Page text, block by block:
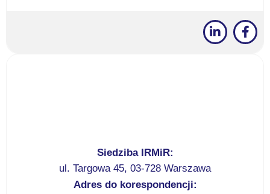
Siedziba IRMiR:
ul. Targowa 45, 03-728 Warszawa
Adres do korespondencji: